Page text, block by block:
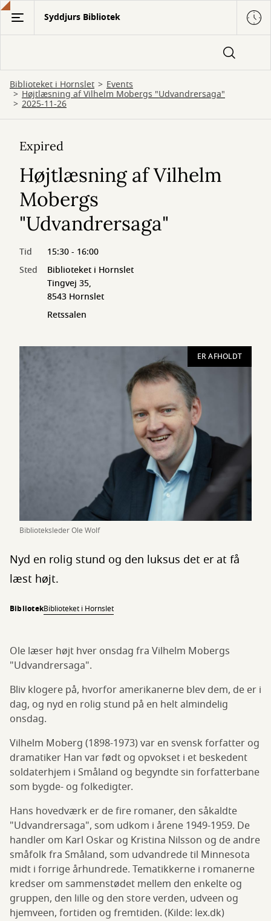
Gå
hovedindhold
Syddjurs Bibliotek
Biblioteket i Hornslet Events
Højtlæsning af Vilhelm Mobergs "Udvandrersaga"
2025-11-26
ER AFHOLDT
Biblioteksleder Ole Wolf
Expired
Højtlæsning af Vilhelm
Mobergs
"Udvandrersaga"
Tid
15:30 - 16:00
Sted
Biblioteket i Hornslet
Tingvej 35,
8543 Hornslet
Retssalen
Nyd en rolig stund og den luksus det er at få
læst højt.
BibliotekBiblioteket i Hornslet
Ole læser højt hver onsdag fra Vilhelm Mobergs
"Udvandrersaga".
Bliv klogere på, hvorfor amerikanerne blev dem, de er i
dag, og nyd en rolig stund på en helt almindelig
onsdag.
Vilhelm Moberg (1898-1973) var en svensk forfatter og
dramatiker Han var født og opvokset i et beskedent
soldaterhjem i Småland og begyndte sin forfatterbane
som bygde- og folkedigter.
Hans hovedværk er de fire romaner, den såkaldte
"Udvandrersaga", som udkom i årene 1949-1959. De
handler om Karl Oskar og Kristina Nilsson og de andre
småfolk fra Småland, som udvandrede til Minnesota
midt i forrige århundrede. Tematikkerne i romanerne
kredser om sammenstødet mellem den enkelte og
gruppen, den lille og den store verden, udveen og
hjemveen, fortiden og fremtiden. (Kilde: lex.dk)